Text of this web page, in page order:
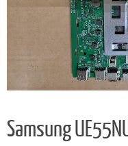
Samsung